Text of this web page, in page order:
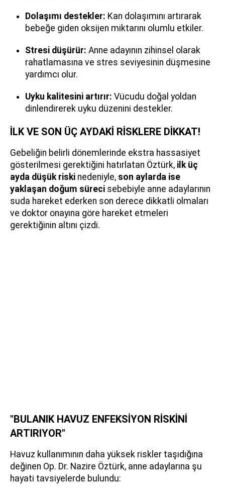
Dolaşımı destekler: Kan dolaşımını artırarak
bebeğe giden oksijen miktarını olumlu etkiler.
Stresi düşürür: Anne adayının zihinsel olarak
rahatlamasına ve stres seviyesinin düşmesine
yardımcı olur.
Uyku kalitesini artırır: Vücudu doğal yoldan
dinlendirerek uyku düzenini destekler.
İLK VE SON ÜÇ AYDAKİ RİSKLERE DİKKAT!
Gebeliğin belirli dönemlerinde ekstra hassasiyet
gösterilmesi gerektiğini hatırlatan Öztürk, ilk üç
ayda düşük riski nedeniyle, son aylarda ise
yaklaşan doğum süreci sebebiyle anne adaylarının
suda hareket ederken son derece dikkatli olmaları
ve doktor onayına göre hareket etmeleri
gerektiğinin altını çizdi.
"BULANIK HAVUZ ENFEKSİYON RİSKİNİ
ARTIRIYOR"
Havuz kullanımının daha yüksek riskler taşıdığına
değinen Op. Dr. Nazire Öztürk, anne adaylarına şu
hayati tavsiyelerde bulundu: